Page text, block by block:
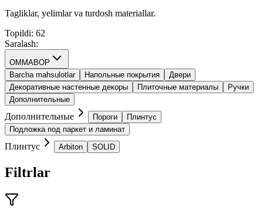
Tagliklar, yelimlar va turdosh materiallar.
Topildi: 62
Saralash:
OMMABOP
Barcha mahsulotlar
Напольные покрытия
Двери
Декоративные настенные декоры
Плиточные материалы
Ручки
Дополнительные
Дополнительные Пороги
Плинтус
Подложка под паркет и ламинат
Плинтус Arbiton SOLID
Filtrlar